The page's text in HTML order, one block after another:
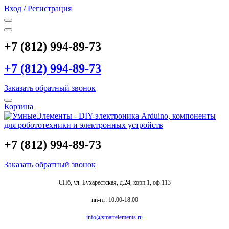
Вход / Регистрация
+7 (812) 994-89-73
+7 (812) 994-89-73
Заказать обратный звонок
Корзина
+7 (812) 994-89-73
Заказать обратный звонок
СПб, ул. Бухарестская, д.24, корп.1, оф.113
пн-пт: 10:00-18:00
info@smartelements.ru